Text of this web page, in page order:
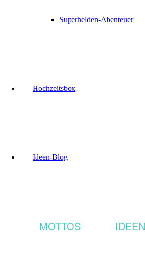
Superhelden-Abenteuer
Hochzeitsbox
Ideen-Blog
MOTTOS IDEEN